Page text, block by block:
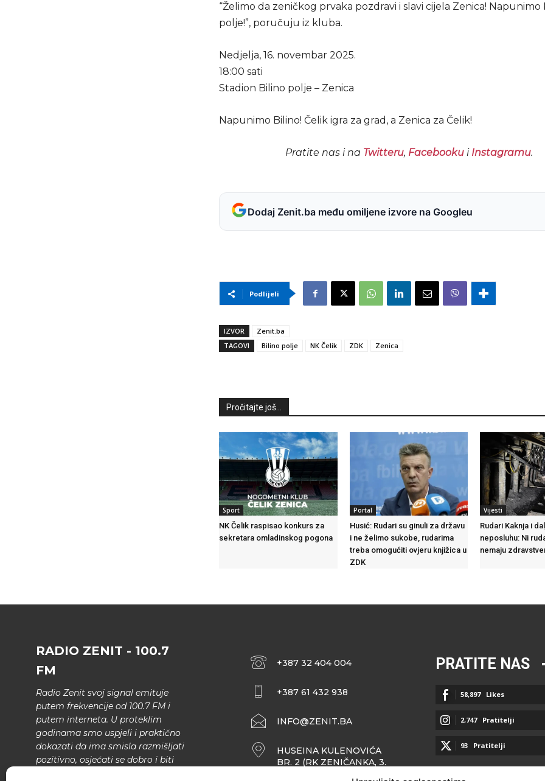
“Želimo da zeničkog prvaka pozdravi i slavi cijela Zenica! Napunimo
polje!”, poručuju iz kluba.
Nedjelja, 16. novembar 2025.
18:00 sati
Stadion Bilino polje – Zenica
Napunimo Bilino! Čelik igra za grad, a Zenica za Čelik!
Pratite nas i na Twitteru, Facebookui Instagramu.
Dodaj Zenit.ba među omiljene izvore na Googleu
Podlijeli
IZVOR
Zenit.ba
TAGOVI
Bilino polje NK Čelik ZDK Zenica
Pročitajte još...
Sport
NK Čelik raspisao konkurs za
sekretara omladinskog pogona
Portal
Husić: Rudari su ginuli za državu
i ne želimo sukobe, rudarima
treba omogućiti ovjeru knjižica u
ZDK
Vijesti
Rudari Kaknja i
neposluhu: Ni
nemaju
RADIO ZENIT - 100.7
FM
Radio Zenit svoj signal emituje
putem frekvencije od 100.7 FM i
putem interneta. U proteklim
godinama smo uspjeli i praktično
dokazati da ima smisla razmišljati
pozitivno, osjećati se dobro i biti
+387 32 404 004
+387 61 432 938
INFO@ZENIT.BA
HUSEINA KULENOVIĆA
BR. 2 (RK ZENIČANKA, 3.
PRATITE NAS
58,897 Likes
2,747 Pratitelji
93 Pratitelji